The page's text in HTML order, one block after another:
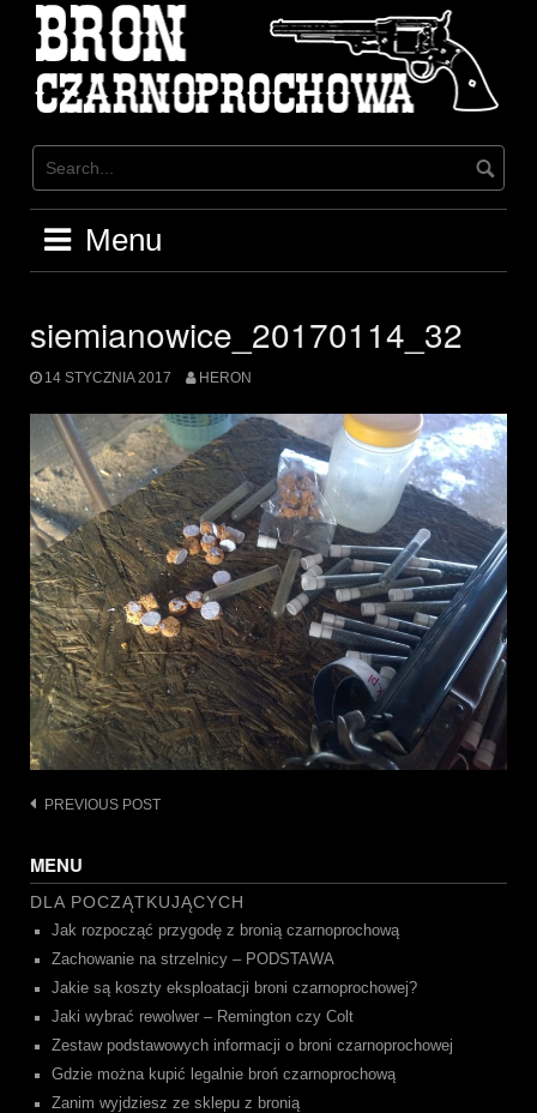
content
Menu
siemianowice_20170114_32
14 STYCZNIA 2017 HERON
Post
PREVIOUS POST
MENU
DLA POCZĄTKUJĄCYCH
Jak rozpocząć przygodę z bronią czarnoprochową
Zachowanie na strzelnicy – PODSTAWA
Jakie są koszty eksploatacji broni czarnoprochowej?
Jaki wybrać rewolwer – Remington czy Colt
Zestaw podstawowych informacji o broni czarnoprochowej
Gdzie można kupić legalnie broń czarnoprochową
Zanim wyjdziesz ze sklepu z bronią